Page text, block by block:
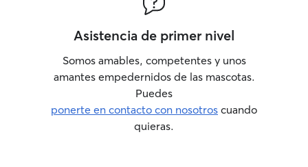
Asistencia de primer nivel
Somos amables, competentes y unos
amantes empedernidos de las mascotas.
Puedes
ponerte en contacto con nosotros cuando
quieras.